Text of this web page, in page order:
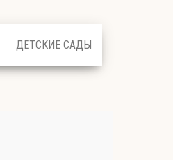
ДЕТСКИЕ САДЫ